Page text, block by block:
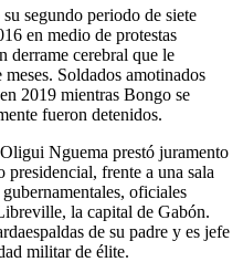
segundo periodo de siete
en medio de protestas
derrame cerebral que le
Soldados amotinados
2019 mientras Bongo se
fueron detenidos.
Nguema prestó juramento
presidencial, frente a una sala
oficiales
la capital de Gabón.
de su padre y es jefe
militar de élite.